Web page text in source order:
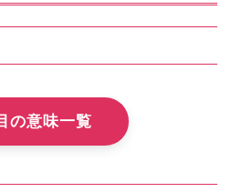
の意味一覧